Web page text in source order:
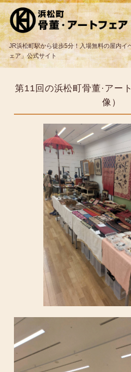
JR浜松町駅から徒歩5分！入場無料の屋内イ
ェア」公式サイト
問合わせと出店申込み
第11回の浜松町骨董·アー
像）